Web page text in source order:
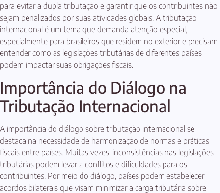
para evitar a dupla tributação e garantir que os contribuintes não
sejam penalizados por suas atividades globais. A tributação
internacional é um tema que demanda atenção especial,
especialmente para brasileiros que residem no exterior e precisam
entender como as legislações tributárias de diferentes países
podem impactar suas obrigações fiscais.
Importância do Diálogo na
Tributação Internacional
A importância do diálogo sobre tributação internacional se
destaca na necessidade de harmonização de normas e práticas
fiscais entre países. Muitas vezes, inconsistências nas legislações
tributárias podem levar a conflitos e dificuldades para os
contribuintes. Por meio do diálogo, países podem estabelecer
acordos bilaterais que visam minimizar a carga tributária sobre